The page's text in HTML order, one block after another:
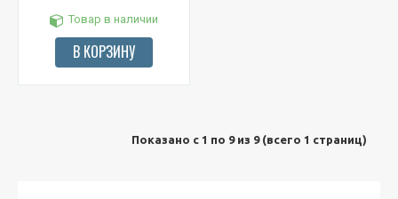
Товар в наличии
В КОРЗИНУ
Показано с 1 по 9 из 9 (всего 1 страниц)